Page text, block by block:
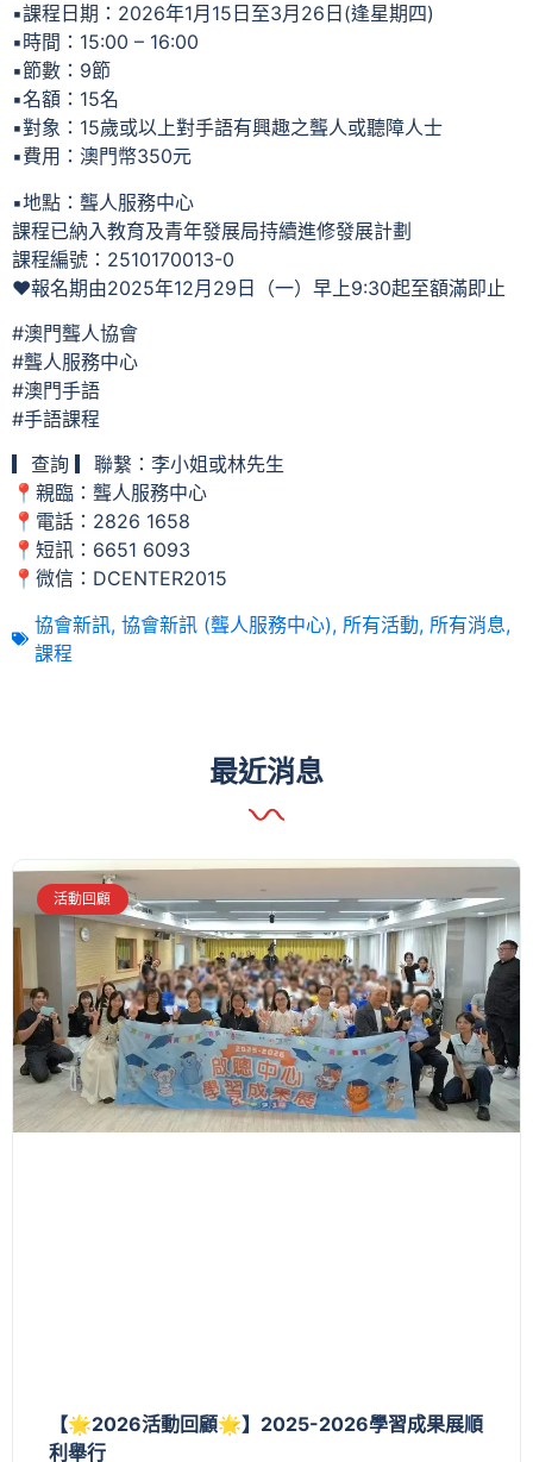
▪️課程日期：2026年1月15日至3月26日(逢星期四)
▪️時間：15:00 – 16:00
▪️節數：9節
▪️名額：15名
▪️對象：15歲或以上對手語有興趣之聾人或聽障人士
▪️費用：澳門幣350元
▪地點：聾人服務中心
課程已納入教育及青年發展局持續進修發展計劃
課程編號：2510170013-0
❤️報名期由2025年12月29日（一）早上9:30起至額滿即止
#澳門聾人協會
#聾人服務中心
#澳門手語
#手語課程
▎查詢 ▎聯繫：李小姐或林先生
📍親臨：聾人服務中心
📍電話：2826 1658
📍短訊：6651 6093
📍微信：DCENTER2015
協會新訊, 協會新訊 (聾人服務中心), 所有活動, 所有消息,
課程
最近消息
活動回顧
【🌟2026活動回顧🌟】2025-2026學習成果展順
利舉行